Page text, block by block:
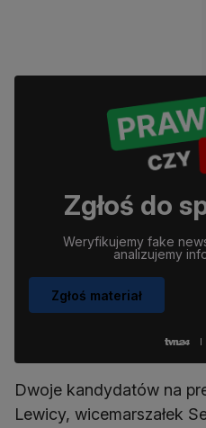
Zgłoś do
Weryfikujemy fake
analizujemy
Zgłoś materiał
Dwoje kandydatów na
Lewicy, wicemarszałek